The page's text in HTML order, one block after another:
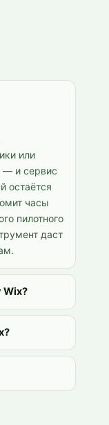
или
— и сервис
остаётся
часы
пилотного
даст
Wix?